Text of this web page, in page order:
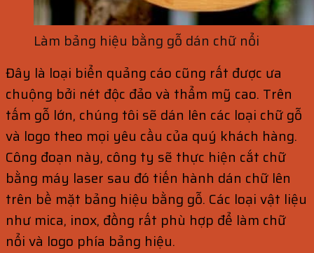
Làm bảng hiệu bằng gỗ dán chữ nổi
Đây là loại biển quảng cáo cũng rất được ưa
chuộng bởi nét độc đảo và thẩm mỹ cao. Trên
tấm gỗ lớn, chúng tôi sẽ dán lên các loại chữ gỗ
và logo theo mọi yêu cầu của quý khách hàng.
Công đoạn này, công ty sẽ thực hiện cắt chữ
bằng máy laser sau đó tiến hành dán chữ lên
trên bề mặt bảng hiệu bằng gỗ. Các loại vật liệu
như mica, inox, đồng rất phù hợp để làm chữ
nổi và logo phía bảng hiệu.